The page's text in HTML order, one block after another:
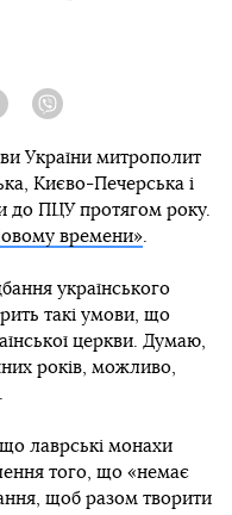
Telegram
України митрополит
Києво-Печерська і
до ПЦУ протягом року.
времени».
українського
такі умови, що
церкви. Думаю,
років, можливо,
лаврські монахи
того, що «немає
щоб разом творити